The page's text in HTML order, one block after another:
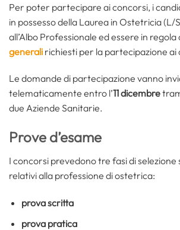
Per poter partecipare ai concorsi, i
in possesso della Laurea in Ostetricia (L/
all’Albo Professionale ed essere in regola
generali richiesti per la partecipazione ai
Le domande di partecipazione vanno
telematicamente entro l’11 dicembre
due Aziende Sanitarie.
Prove d’esame
I concorsi prevedono tre fasi di
relativi alla professione di ostetrica:
prova scritta
prova pratica